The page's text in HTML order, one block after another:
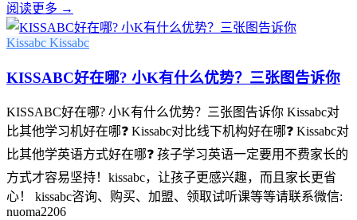
阅读更多 →
Kissabc Kissabc
KISSABC好在哪? 小K有什么优势？三张图告诉你
KISSABC好在哪? 小K有什么优势？三张图告诉你 Kissabc对
比其他学习机好在哪❓ Kissabc对比线下机构好在哪❓ Kissabc对
比其他学英语方式好在哪❓ 孩子学习英语一定要用不费家长的
方式才容易坚持！kissabc，让孩子更感兴趣，而且家长更省
心！ kissabc咨询、购买、加盟、领取试听课等等请联系微信:
nuoma2206